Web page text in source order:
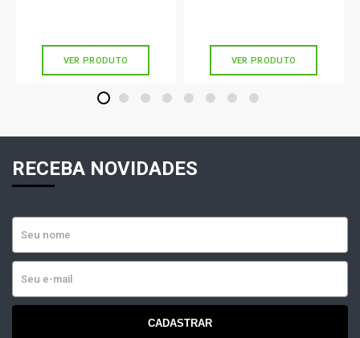
VER PRODUTO VER PRODUTO
1 2 3 4 5 6 7 8
RECEBA NOVIDADES
CADASTRAR